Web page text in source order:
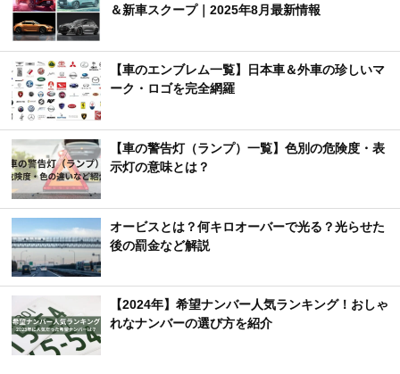
＆新車スクープ｜2025年8月最新情報
【車のエンブレム一覧】日本車＆外車の珍しいマ
ーク・ロゴを完全網羅
【車の警告灯（ランプ）一覧】色別の危険度・表
示灯の意味とは？
オービスとは？何キロオーバーで光る？光らせた
後の罰金など解説
【2024年】希望ナンバー人気ランキング！おしゃ
れなナンバーの選び方を紹介